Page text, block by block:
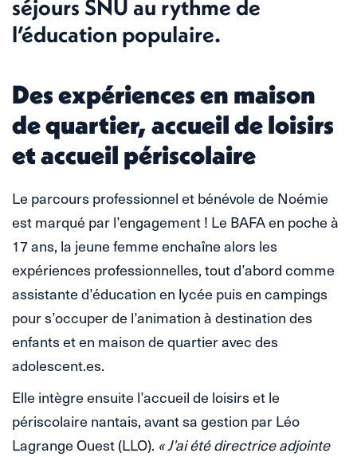
séjours SNU au rythme de
l’éducation populaire.
Des expériences en maison
de quartier, accueil de loisirs
et accueil périscolaire
Le parcours professionnel et bénévole de Noémie
est marqué par l’engagement ! Le BAFA en poche à
17 ans, la jeune femme enchaîne alors les
expériences professionnelles, tout d’abord comme
assistante d’éducation en lycée puis en campings
pour s’occuper de l’animation à destination des
enfants et en maison de quartier avec des
adolescent.es.
Elle intègre ensuite l’accueil de loisirs et le
périscolaire nantais, avant sa gestion par Léo
Lagrange Ouest (LLO). « J’ai été directrice adjointe